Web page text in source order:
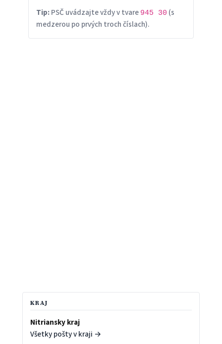
Tip:PSČ uvádzajte vždy v tvare 945 30 (s
medzerou po prvých troch číslach).
KRAJ
Nitriansky kraj
Všetky pošty v kraji →